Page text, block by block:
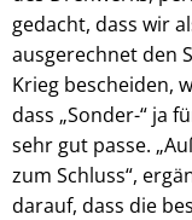
gedacht, dass wir
ausgerechnet den
Krieg bescheiden,
dass „Sonder-“ ja
sehr gut passe.
zum Schluss“,
darauf, dass die